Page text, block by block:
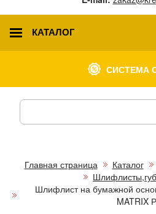
КАТАЛОГ
СИСТЕМА
Главная страница Каталог
Шлифлист на бумажной
MATRIX